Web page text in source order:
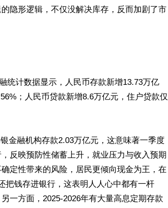
隐形逻辑，不仅没解决库存，反而加剧了市
统计数据显示，人民币存款新增13.73万亿
；人民币贷款新增8.6万亿元，住户贷款仅
金融机构存款2.03万亿元，这意味著一季度
反映预防性储蓄上升，就业压力与收入预期
定性带来的风险，居民更倾向现金为王，在
把钱存进银行，这表明人人心中都有一杆
一方面，2025-2026年有大量高息定期存款